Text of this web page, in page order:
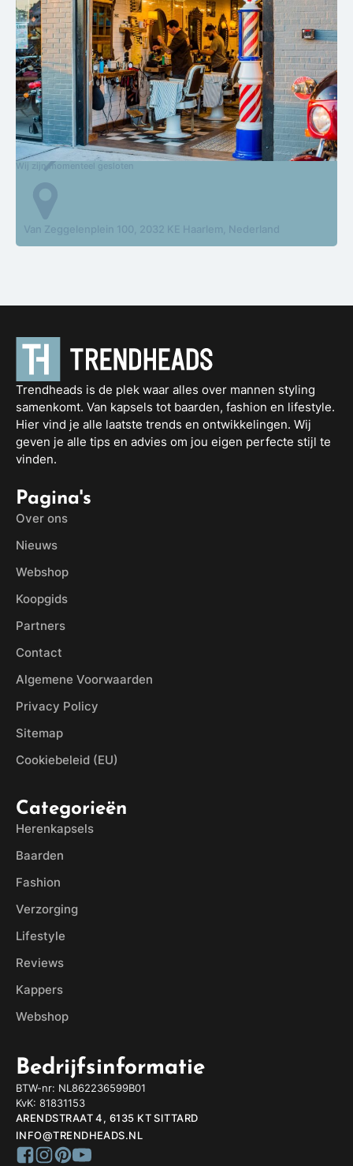
Wij zijn momenteel gesloten
Artistic Clipper
Van Zeggelenplein 100, 2032 KE Haarlem, Nederland
Trendheads is de plek waar alles over mannen styling
samenkomt. Van kapsels tot baarden, fashion en lifestyle.
Hier vind je alle laatste trends en ontwikkelingen. Wij
geven je alle tips en advies om jou eigen perfecte stijl te
vinden.
Pagina's
Over ons
Nieuws
Webshop
Koopgids
Partners
Contact
Algemene Voorwaarden
Privacy Policy
Sitemap
Cookiebeleid (EU)
Categorieën
Herenkapsels
Baarden
Fashion
Verzorging
Lifestyle
Reviews
Kappers
Webshop
Bedrijfsinformatie
BTW-nr: NL862236599B01
KvK: 81831153
ARENDSTRAAT 4, 6135 KT SITTARD
INFO@TRENDHEADS.NL